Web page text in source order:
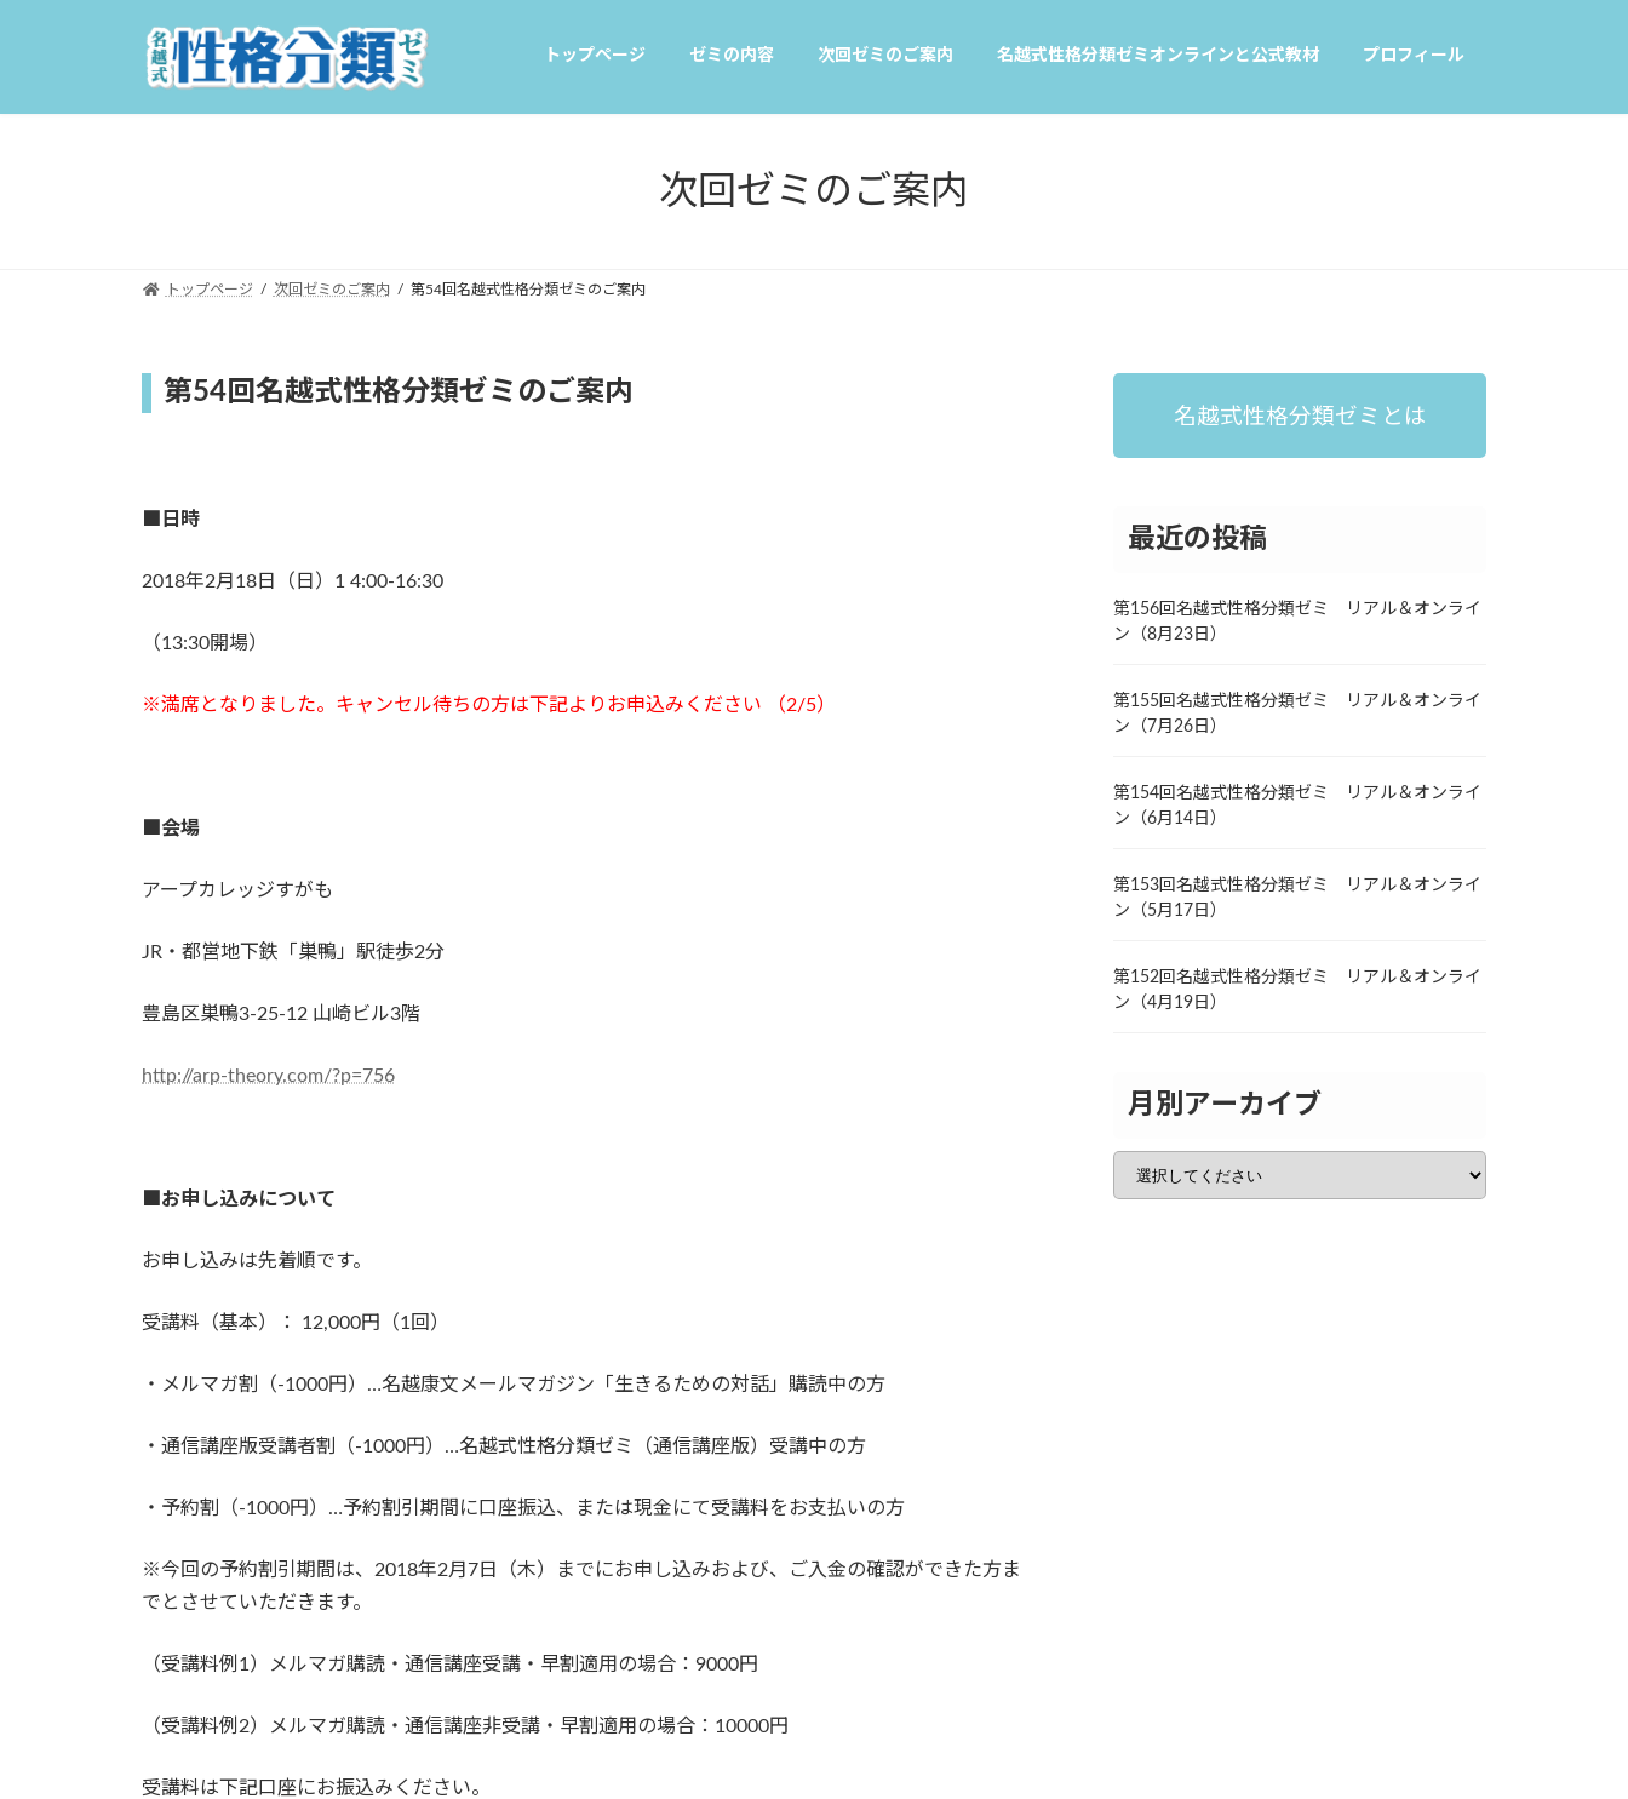
トップページ ゼミの内容 次回ゼミのご案内 名越式性格分類ゼミオンラインと公式教材 プロフィール
次回ゼミのご案内
トップページ 次回ゼミのご案内 第54回名越式性格分類ゼミのご案内
第54回名越式性格分類ゼミのご案内
■日時
2018年2月18日（日）1 4:00-16:30
（13:30開場）
※満席となりました。キャンセル待ちの方は下記よりお申込みください （2/5）
■会場
アープカレッジすがも
JR・都営地下鉄「巣鴨」駅徒歩2分
豊島区巣鴨3-25-12 山崎ビル3階
http://arp-theory.com/?p=756
■お申し込みについて
お申し込みは先着順です。
受講料（基本）： 12,000円（1回）
・メルマガ割（-1000円）…名越康文メールマガジン「生きるための対話」購読中の方
・通信講座版受講者割（-1000円）…名越式性格分類ゼミ（通信講座版）受講中の方
・予約割（-1000円）…予約割引期間に口座振込、または現金にて受講料をお支払いの方
※今回の予約割引期間は、2018年2月7日（木）までにお申し込みおよび、ご入金の確認ができた方ま
でとさせていただきます。
（受講料例1）メルマガ購読・通信講座受講・早割適用の場合：9000円
（受講料例2）メルマガ購読・通信講座非受講・早割適用の場合：10000円
受講料は下記口座にお振込みください。
名越式性格分類ゼミとは
最近の投稿
第156回名越式性格分類ゼミ リアル＆オンライ
ン（8月23日）
第155回名越式性格分類ゼミ リアル＆オンライ
ン（7月26日）
第154回名越式性格分類ゼミ リアル＆オンライ
ン（6月14日）
第153回名越式性格分類ゼミ リアル＆オンライ
ン（5月17日）
第152回名越式性格分類ゼミ リアル＆オンライ
ン（4月19日）
月別アーカイブ